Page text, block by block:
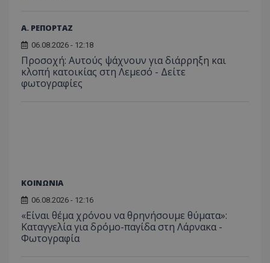
Α. ΡΕΠΟΡΤΑΖ
06.08.2026 - 12:18
Προσοχή: Αυτούς ψάχνουν για διάρρηξη και
κλοπή κατοικίας στη Λεμεσό - Δείτε
φωτογραφίες
ΚΟΙΝΩΝΙΑ
06.08.2026 - 12:16
«Είναι θέμα χρόνου να θρηνήσουμε θύματα»:
Καταγγελία για δρόμο-παγίδα στη Λάρνακα -
Φωτογραφία